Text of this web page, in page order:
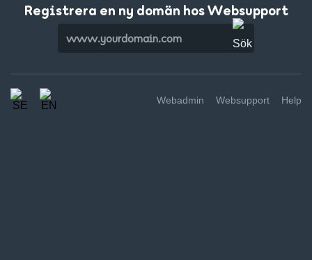
Registrera en ny domän hos Websupport
Webadmin Websupport Help